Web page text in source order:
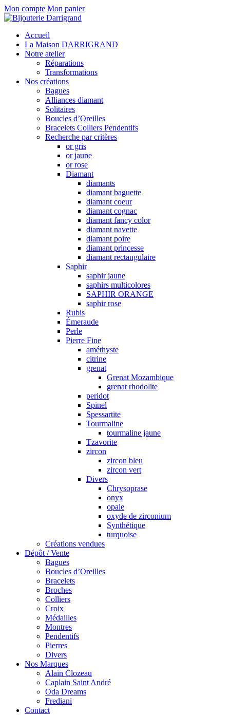
Mon compte Mon panier
Accueil
La Maison DARRIGRAND
Notre atelier
Réparations
Transformations
Nos créations
Bagues
Alliances diamant
Solitaires
Boucles d’Oreilles
Bracelets Colliers Pendentifs
Recherche par critères
or gris
or jaune
or rose
Diamant
diamants
diamant baguette
diamant coeur
diamant cognac
diamant fancy color
diamant navette
diamant poire
diamant princesse
diamant rectangulaire
Saphir
saphir jaune
saphirs multicolores
SAPHIR ORANGE
saphir rose
Rubis
Émeraude
Perle
Pierre Fine
améthyste
citrine
grenat
Grenat Mozambique
grenat rhodolite
peridot
Spinel
Spessartite
Tourmaline
tourmaline jaune
Tzavorite
zircon
zircon bleu
zircon vert
Divers
Chrysoprase
onyx
opale
oxyde de zirconium
Synthétique
turquoise
Créations vendues
Dépôt / Vente
Bagues
Boucles d’Oreilles
Bracelets
Broches
Colliers
Croix
Médailles
Montres
Pendentifs
Pierres
Divers
Nos Marques
Alain Clozeau
Caplain Saint André
Oda Dreams
Frediani
Contact